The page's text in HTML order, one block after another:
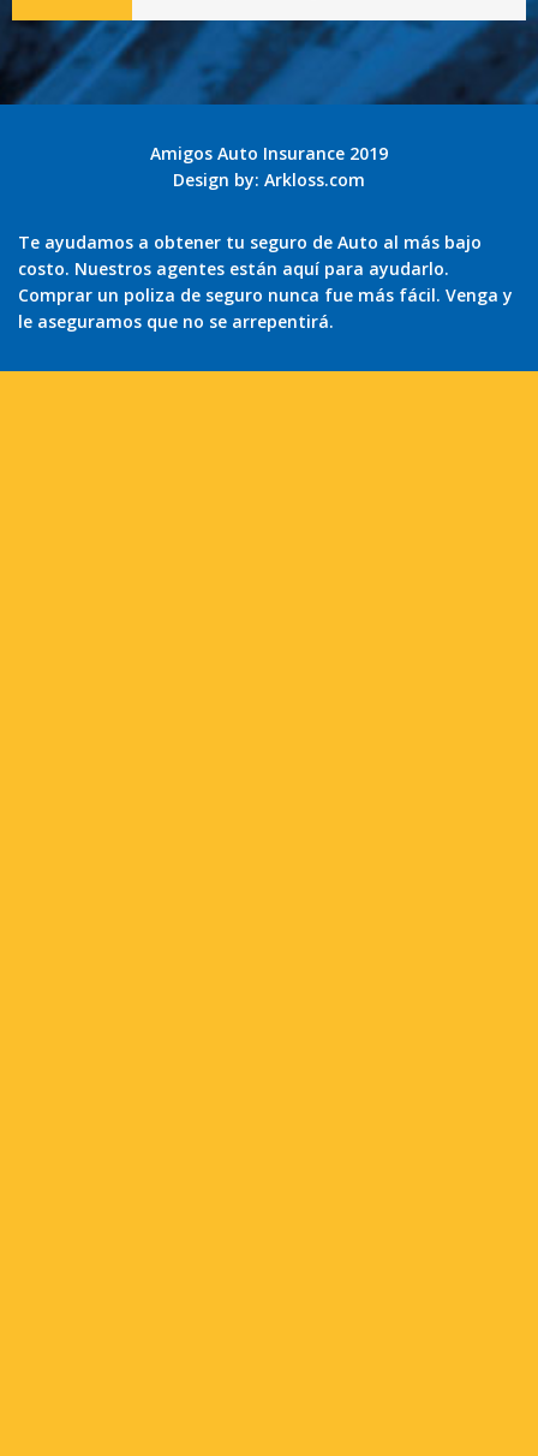
Amigos Auto Insurance 2019
Design by: Arkloss.com
Te ayudamos a obtener tu seguro de Auto al más bajo
costo. Nuestros agentes están aquí para ayudarlo.
Comprar un poliza de seguro nunca fue más fácil. Venga y
le aseguramos que no se arrepentirá.